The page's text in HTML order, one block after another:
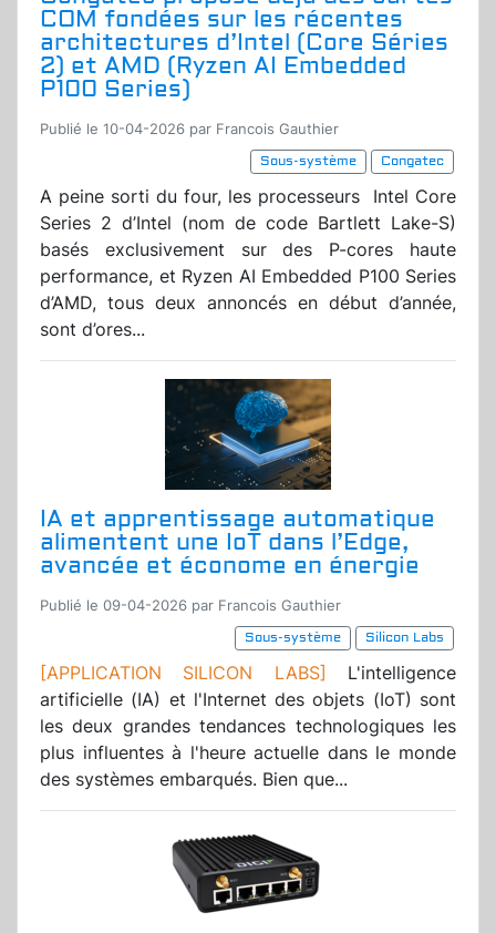
COM fondées sur les récentes
architectures d’Intel (Core Séries
2) et AMD (Ryzen AI Embedded
P100 Series)
Publié le 10-04-2026 par Francois Gauthier
Sous-système
Congatec
A peine sorti du four, les processeurs Intel Core
Series 2 d’Intel (nom de code Bartlett Lake-S)
basés exclusivement sur des P-cores haute
performance, et Ryzen AI Embedded P100 Series
d’AMD, tous deux annoncés en début d’année,
sont d’ores...
IA et apprentissage automatique
alimentent une IoT dans l’Edge,
avancée et économe en énergie
Publié le 09-04-2026 par Francois Gauthier
Sous-système
Silicon Labs
[APPLICATION SILICON LABS]
L'intelligence
artificielle (IA) et l'Internet des objets (IoT) sont
les deux grandes tendances technologiques les
plus influentes à l'heure actuelle dans le monde
des systèmes embarqués. Bien que...